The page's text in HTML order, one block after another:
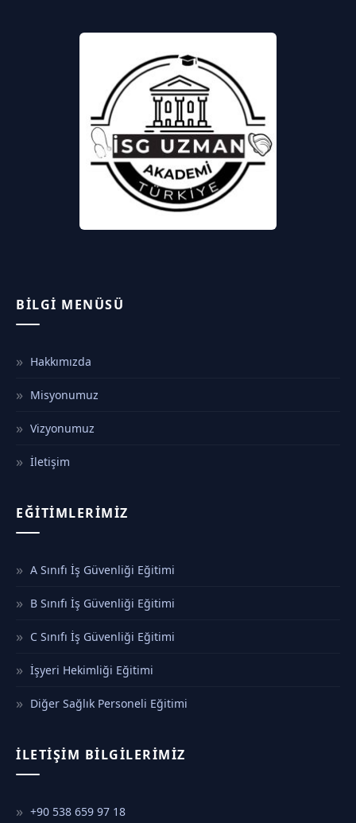
BILGI MENÜSÜ
Hakkımızda
Misyonumuz
Vizyonumuz
İletişim
EĞITIMLERIMIZ
A Sınıfı İş Güvenliği Eğitimi
B Sınıfı İş Güvenliği Eğitimi
C Sınıfı İş Güvenliği Eğitimi
İşyeri Hekimliği Eğitimi
Diğer Sağlık Personeli Eğitimi
İLETIŞIM BILGILERIMIZ
+90 538 659 97 18